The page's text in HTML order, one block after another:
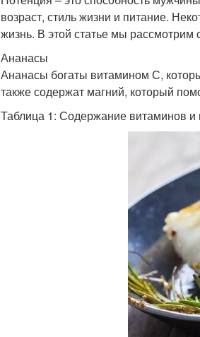
возраст, стиль жизни и питание.
жизнь. В этой статье мы
Ананасы
Ананасы богаты витамином С,
также содержат магний, который
Таблица 1: Содержание витаминов